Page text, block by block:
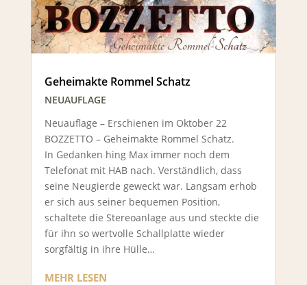
Geheimakte Rommel Schatz
NEUAUFLAGE
Neuauflage – Erschienen im Oktober 22
BOZZETTO – Geheimakte Rommel Schatz.
In Gedanken hing Max immer noch dem
Telefonat mit HAB nach. Verständlich, dass
seine Neugierde geweckt war. Langsam erhob
er sich aus seiner bequemen Position,
schaltete die Stereoanlage aus und steckte die
für ihn so wertvolle Schallplatte wieder
sorgfältig in ihre Hülle…
MEHR LESEN